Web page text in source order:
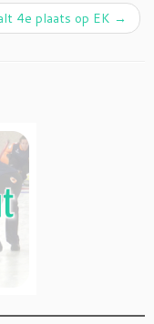
4e plaats op EK →